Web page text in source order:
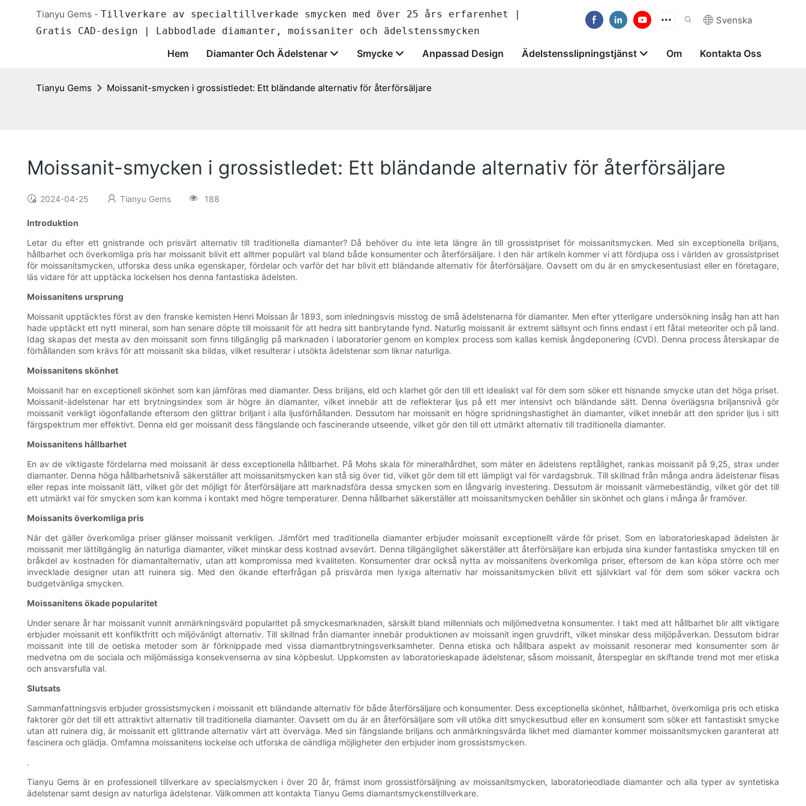
Tianyu Gems - Tillverkare av specialtillverkade smycken med över 25 års erfarenhet |
Gratis CAD-design | Labbodlade diamanter, moissaniter och ädelstenssmycken
Svenska
Hem Diamanter Och Ädelstenar Smycke Anpassad Design Ädelstensslipningstjänst Om Kontakta Oss
Tianyu Gems Moissanit-smycken i grossistledet: Ett bländande alternativ för återförsäljare
Moissanit-smycken i grossistledet: Ett bländande alternativ för återförsäljare
2024-04-25 Tianyu Gems 188
Introduktion
Letar du efter ett gnistrande och prisvärt alternativ till traditionella diamanter? Då behöver du inte leta längre än till grossistpriset för moissanitsmycken. Med sin exceptionella briljans,
hållbarhet och överkomliga pris har moissanit blivit ett alltmer populärt val bland både konsumenter och återförsäljare. I den här artikeln kommer vi att fördjupa oss i världen av grossistpriset
för moissanitsmycken, utforska dess unika egenskaper, fördelar och varför det har blivit ett bländande alternativ för återförsäljare. Oavsett om du är en smyckesentusiast eller en företagare,
läs vidare för att upptäcka lockelsen hos denna fantastiska ädelsten.
Moissanitens ursprung
Moissanit upptäcktes först av den franske kemisten Henri Moissan år 1893, som inledningsvis misstog de små ädelstenarna för diamanter. Men efter ytterligare undersökning insåg han att han
hade upptäckt ett nytt mineral, som han senare döpte till moissanit för att hedra sitt banbrytande fynd. Naturlig moissanit är extremt sällsynt och finns endast i ett fåtal meteoriter och på land.
Idag skapas det mesta av den moissanit som finns tillgänglig på marknaden i laboratorier genom en komplex process som kallas kemisk ångdeponering (CVD). Denna process återskapar de
förhållanden som krävs för att moissanit ska bildas, vilket resulterar i utsökta ädelstenar som liknar naturliga.
Moissanitens skönhet
Moissanit har en exceptionell skönhet som kan jämföras med diamanter. Dess briljans, eld och klarhet gör den till ett idealiskt val för dem som söker ett hisnande smycke utan det höga priset.
Moissanit-ädelstenar har ett brytningsindex som är högre än diamanter, vilket innebär att de reflekterar ljus på ett mer intensivt och bländande sätt. Denna överlägsna briljansnivå gör
moissanit verkligt iögonfallande eftersom den glittrar briljant i alla ljusförhållanden. Dessutom har moissanit en högre spridningshastighet än diamanter, vilket innebär att den sprider ljus i sitt
färgspektrum mer effektivt. Denna eld ger moissanit dess fängslande och fascinerande utseende, vilket gör den till ett utmärkt alternativ till traditionella diamanter.
Moissanitens hållbarhet
En av de viktigaste fördelarna med moissanit är dess exceptionella hållbarhet. På Mohs skala för mineralhårdhet, som mäter en ädelstens reptålighet, rankas moissanit på 9,25, strax under
diamanter. Denna höga hållbarhetsnivå säkerställer att moissanitsmycken kan stå sig över tid, vilket gör dem till ett lämpligt val för vardagsbruk. Till skillnad från många andra ädelstenar flisas
eller repas inte moissanit lätt, vilket gör det möjligt för återförsäljare att marknadsföra dessa smycken som en långvarig investering. Dessutom är moissanit värmebeständig, vilket gör det till
ett utmärkt val för smycken som kan komma i kontakt med högre temperaturer. Denna hållbarhet säkerställer att moissanitsmycken behåller sin skönhet och glans i många år framöver.
Moissanits överkomliga pris
När det gäller överkomliga priser glänser moissanit verkligen. Jämfört med traditionella diamanter erbjuder moissanit exceptionellt värde för priset. Som en laboratorieskapad ädelsten är
moissanit mer lättillgänglig än naturliga diamanter, vilket minskar dess kostnad avsevärt. Denna tillgänglighet säkerställer att återförsäljare kan erbjuda sina kunder fantastiska smycken till en
bråkdel av kostnaden för diamantalternativ, utan att kompromissa med kvaliteten. Konsumenter drar också nytta av moissanitens överkomliga priser, eftersom de kan köpa större och mer
invecklade designer utan att ruinera sig. Med den ökande efterfrågan på prisvärda men lyxiga alternativ har moissanitsmycken blivit ett självklart val för dem som söker vackra och
budgetvänliga smycken.
Moissanitens ökade popularitet
Under senare år har moissanit vunnit anmärkningsvärd popularitet på smyckesmarknaden, särskilt bland millennials och miljömedvetna konsumenter. I takt med att hållbarhet blir allt viktigare
erbjuder moissanit ett konfliktfritt och miljövänligt alternativ. Till skillnad från diamanter innebär produktionen av moissanit ingen gruvdrift, vilket minskar dess miljöpåverkan. Dessutom bidrar
moissanit inte till de oetiska metoder som är förknippade med vissa diamantbrytningsverksamheter. Denna etiska och hållbara aspekt av moissanit resonerar med konsumenter som är
medvetna om de sociala och miljömässiga konsekvenserna av sina köpbeslut. Uppkomsten av laboratorieskapade ädelstenar, såsom moissanit, återspeglar en skiftande trend mot mer etiska
och ansvarsfulla val.
Slutsats
Sammanfattningsvis erbjuder grossistsmycken i moissanit ett bländande alternativ för både återförsäljare och konsumenter. Dess exceptionella skönhet, hållbarhet, överkomliga pris och etiska
faktorer gör det till ett attraktivt alternativ till traditionella diamanter. Oavsett om du är en återförsäljare som vill utöka ditt smyckesutbud eller en konsument som söker ett fantastiskt smycke
utan att ruinera dig, är moissanit ett glittrande alternativ värt att överväga. Med sin fängslande briljans och anmärkningsvärda likhet med diamanter kommer moissanitsmycken garanterat att
fascinera och glädja. Omfamna moissanitens lockelse och utforska de oändliga möjligheter den erbjuder inom grossistsmycken.
.
Tianyu Gems är en professionell tillverkare av specialsmycken i över 20 år, främst inom grossistförsäljning av moissanitsmycken, laboratorieodlade diamanter och alla typer av syntetiska
ädelstenar samt design av naturliga ädelstenar. Välkommen att kontakta Tianyu Gems diamantsmyckenstillverkare.